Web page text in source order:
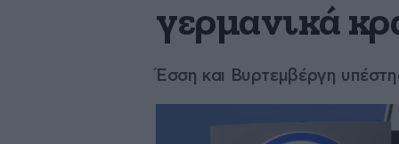
γερμανικά
Έσση και Βυρτεμβέργη